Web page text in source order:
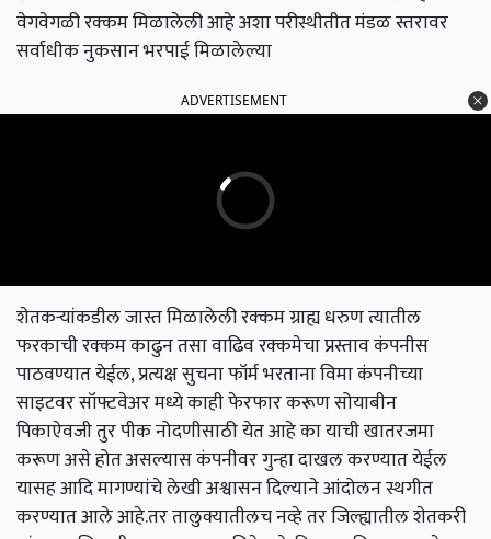
वेगवेगळी रक्कम मिळालेली आहे अशा परीस्थीतीत मंडळ स्तरावर
सर्वाधीक नुकसान भरपाई मिळालेल्या
ADVERTISEMENT
शेतकऱ्यांकडील जास्त मिळालेली रक्कम ग्राह्य धरुण त्यातील
फरकाची रक्कम काढुन तसा वाढिव रक्कमेचा प्रस्ताव कंपनीस
पाठवण्यात येईल, प्रत्यक्ष सुचना फॉर्म भरताना विमा कंपनीच्या
साइटवर सॉफ्टवेअर मध्ये काही फेरफार करूण सोयाबीन
पिकाऐवजी तुर पीक नोदणीसाठी येत आहे का याची खातरजमा
करूण असे होत असल्यास कंपनीवर गुन्हा दाखल करण्यात येईल
यासह आदि मागण्यांचे लेखी अश्वासन दिल्याने आंदोलन स्थगीत
करण्यात आले आहे.तर तालुक्यातीलच नव्हे तर जिल्ह्यातील शेतकरी